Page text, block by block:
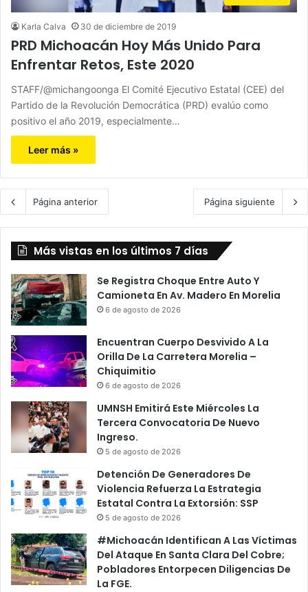
Karla Calva 30 de diciembre de 2019
PRD Michoacán Hoy Más Unido Para
Enfrentar Retos, Este 2020
STAFF/@michangoonga El Comité Ejecutivo Estatal (CEE) del
Partido de la Revolución Democrática (PRD) evalúo como
positivo el año 2019, especialmente…
Leer más »
Página anterior Página siguiente
Más vistas en los últimos 7 días
Se Registra Choque Entre Auto Y
Camioneta En Av. Madero En Morelia
6 de agosto de 2026
Encuentran Cuerpo Desvivido A La
Orilla De La Carretera Morelia –
Chiquimitio
6 de agosto de 2026
UMNSH Emitirá Este Miércoles La
Tercera Convocatoria De Nuevo
Ingreso.
5 de agosto de 2026
Detención De Generadores De
Violencia Refuerza La Estrategia
Estatal Contra La Extorsión: SSP
5 de agosto de 2026
#Michoacán Identifican A Las Víctimas
Del Ataque En Santa Clara Del Cobre;
Pobladores Entorpecen Diligencias De
La FGE.